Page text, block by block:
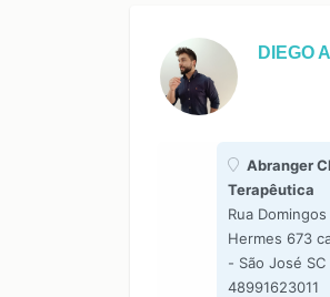
DIEGO
Abranger
Terapêutica
Rua
Hermes 673
- São José SC
48991623011